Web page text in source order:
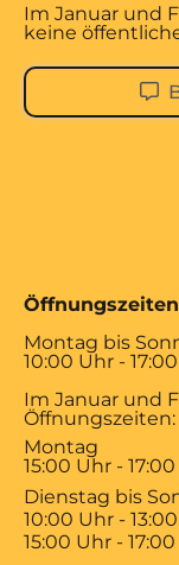
Im Januar und
keine
Montag bis
10:00 Uhr -
Im Januar und
Öffnungszeiten:
Montag
15:00 Uhr -
Dienstag bis
10:00 Uhr -
15:00 Uhr -